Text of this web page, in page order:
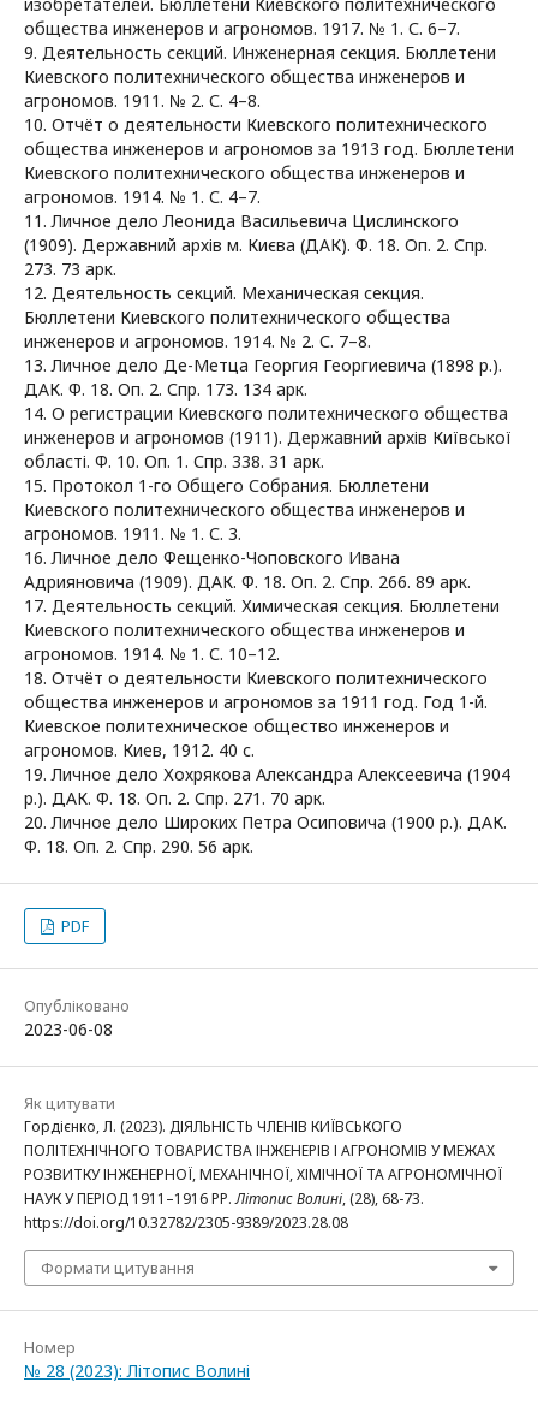
общества инженеров и агрономов. 1917. № 1. С. 6–7.
9. Деятельность секций. Инженерная секция. Бюллетени
Киевского политехнического общества инженеров и
агрономов. 1911. № 2. С. 4–8.
10. Отчёт о деятельности Киевского политехнического
общества инженеров и агрономов за 1913 год. Бюллетени
Киевского политехнического общества инженеров и
агрономов. 1914. № 1. С. 4–7.
11. Личное дело Леонида Васильевича Цислинского
(1909). Державний архів м. Києва (ДАК). Ф. 18. Оп. 2. Спр.
273. 73 арк.
12. Деятельность секций. Механическая секция.
Бюллетени Киевского политехнического общества
инженеров и агрономов. 1914. № 2. С. 7–8.
13. Личное дело Де-Метца Георгия Георгиевича (1898 р.).
ДАК. Ф. 18. Оп. 2. Спр. 173. 134 арк.
14. О регистрации Киевского политехнического общества
инженеров и агрономов (1911). Державний архів Київської
області. Ф. 10. Оп. 1. Спр. 338. 31 арк.
15. Протокол 1-го Общего Собрания. Бюллетени
Киевского политехнического общества инженеров и
агрономов. 1911. № 1. С. 3.
16. Личное дело Фещенко-Чоповского Ивана
Адрияновича (1909). ДАК. Ф. 18. Оп. 2. Спр. 266. 89 арк.
17. Деятельность секций. Химическая секция. Бюллетени
Киевского политехнического общества инженеров и
агрономов. 1914. № 1. С. 10–12.
18. Отчёт о деятельности Киевского политехнического
общества инженеров и агрономов за 1911 год. Год 1-й.
Киевское политехническое общество инженеров и
агрономов. Киев, 1912. 40 с.
19. Личное дело Хохрякова Александра Алексеевича (1904
р.). ДАК. Ф. 18. Оп. 2. Спр. 271. 70 арк.
20. Личное дело Широких Петра Осиповича (1900 р.). ДАК.
Ф. 18. Оп. 2. Спр. 290. 56 арк.
PDF
Опубліковано
2023-06-08
Як цитувати
Гордієнко, Л. (2023). ДІЯЛЬНІСТЬ ЧЛЕНІВ КИЇВСЬКОГО
ПОЛІТЕХНІЧНОГО ТОВАРИСТВА ІНЖЕНЕРІВ І АГРОНОМІВ У МЕЖАХ
РОЗВИТКУ ІНЖЕНЕРНОЇ, МЕХАНІЧНОЇ, ХІМІЧНОЇ ТА АГРОНОМІЧНОЇ
НАУК У ПЕРІОД 1911–1916 РР.Літопис Волині, (28), 68-73.
https://doi.org/10.32782/2305-9389/2023.28.08
Формати цитування
Номер
№ 28 (2023): Літопис Волині